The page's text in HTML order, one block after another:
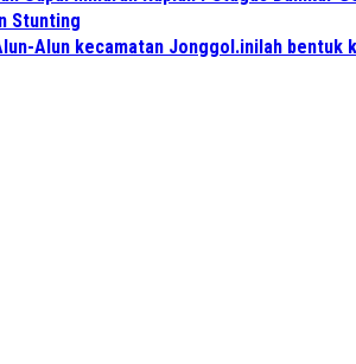
Stunting
Alun kecamatan Jonggol.inilah